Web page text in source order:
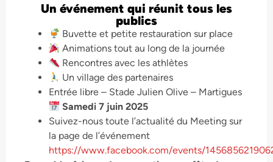
Un événement qui réunit tous les
publics
Buvette et petite restauration sur place
Animations tout au long de la journée
Rencontres avec les athlètes
Un village des partenaires
Entrée libre – Stade Julien Olive – Martigues
Samedi 7 juin 2025
Suivez-nous toute l’actualité du Meeting sur
la page de l’événement
https://www.facebook.com/events/